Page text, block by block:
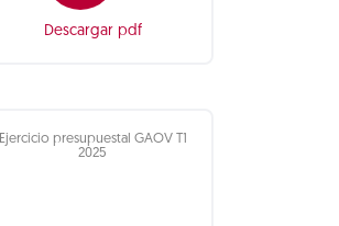
Descargar pdf
Ejercicio presupuestal GAOV T1
2025